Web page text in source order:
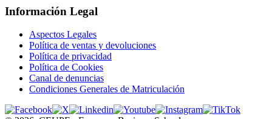
Información Legal
Aspectos Legales
Política de ventas y devoluciones
Política de privacidad
Política de Cookies
Canal de denuncias
Condiciones Generales de Matriculación